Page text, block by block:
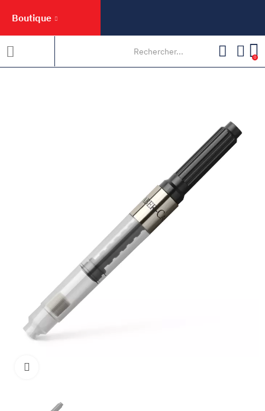
Boutique
0